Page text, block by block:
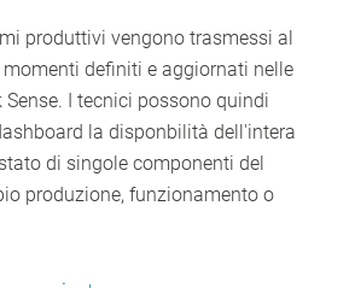
produttivi vengono trasmessi al
momenti definiti e aggiornati nelle
I tecnici possono quindi
la disponbilità dell'intera
di singole componenti del
produzione, funzionamento o